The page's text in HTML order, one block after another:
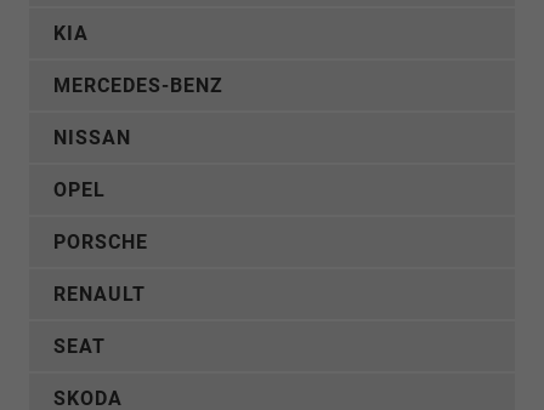
KIA
MERCEDES-BENZ
NISSAN
OPEL
PORSCHE
RENAULT
SEAT
SKODA